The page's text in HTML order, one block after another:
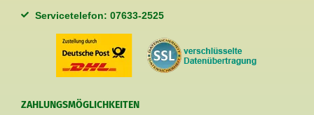
Servicetelefon: 07633-2525
ZAHLUNGSMÖGLICHKEITEN